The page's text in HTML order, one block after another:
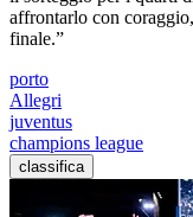
affrontarlo con
finale.”
porto
Allegri
juventus
champions league
classifica